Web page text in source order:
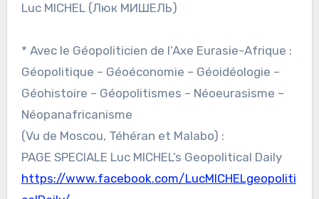
Luc MICHEL (Люк МИШЕЛЬ)
* Avec le Géopoliticien de l’Axe Eurasie-Afrique :
Géopolitique – Géoéconomie – Géoidéologie –
Géohistoire – Géopolitismes – Néoeurasisme –
Néopanafricanisme
(Vu de Moscou, Téhéran et Malabo) :
PAGE SPECIALE Luc MICHEL’s Geopolitical Daily
https://www.facebook.com/LucMICHELgeopoliti